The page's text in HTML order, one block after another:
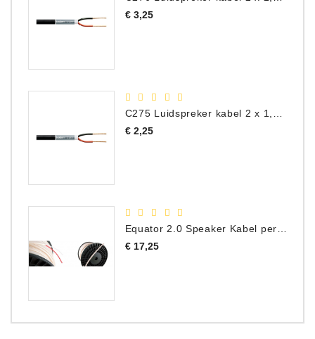
€ 3,25Prijs
€ 2,25Prijs
Equator 2.0 Speaker Kabel per meter
€ 17,25Prijs